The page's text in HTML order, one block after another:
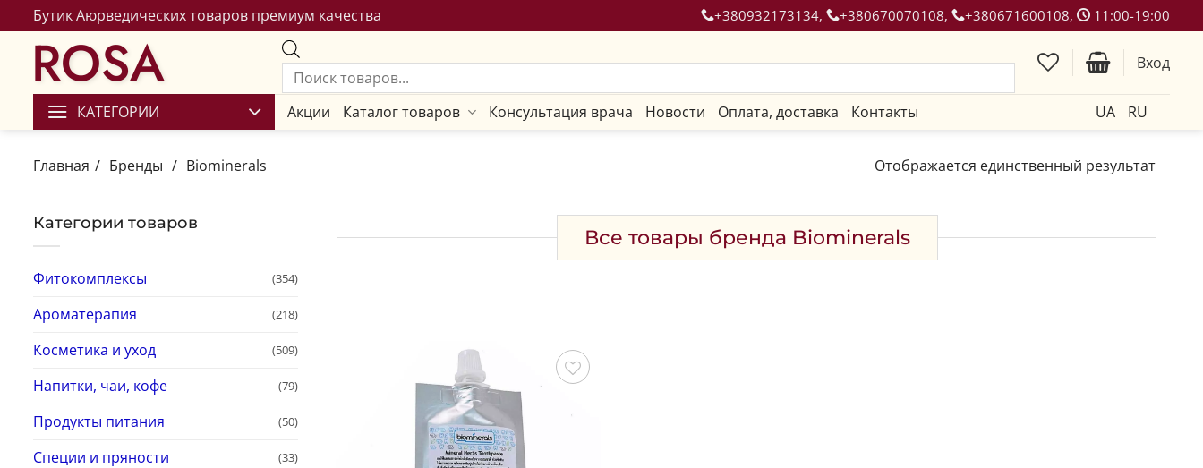
Бутик Аюрведических товаров премиум качества +380932173134, +380670070108, +380671600108, 11:00-19:00
ROSA Вход
КАТЕГОРИИ Акции Каталог товаров Консультация врача Новости Оплата, доставка Контакты UA RU
Главная / Бренды / Biominerals Отображается единственный результат
Категории товаров
Фитокомплексы (354)
Ароматерапия (218)
Косметика и уход (509)
Напитки, чаи, кофе (79)
Продукты питания (50)
Специи и пряности (33)
Все товары бренда Biominerals
Сохранить